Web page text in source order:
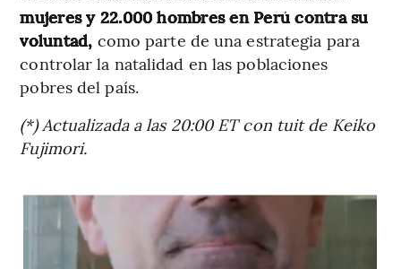
mujeres y 22.000 hombres en Perú contra su
voluntad, como parte de una estrategia para
controlar la natalidad en las poblaciones
pobres del país.
(*) Actualizada a las 20:00 ET con tuit de Keiko
Fujimori.